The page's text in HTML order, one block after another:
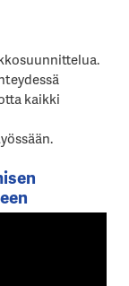
kaikki